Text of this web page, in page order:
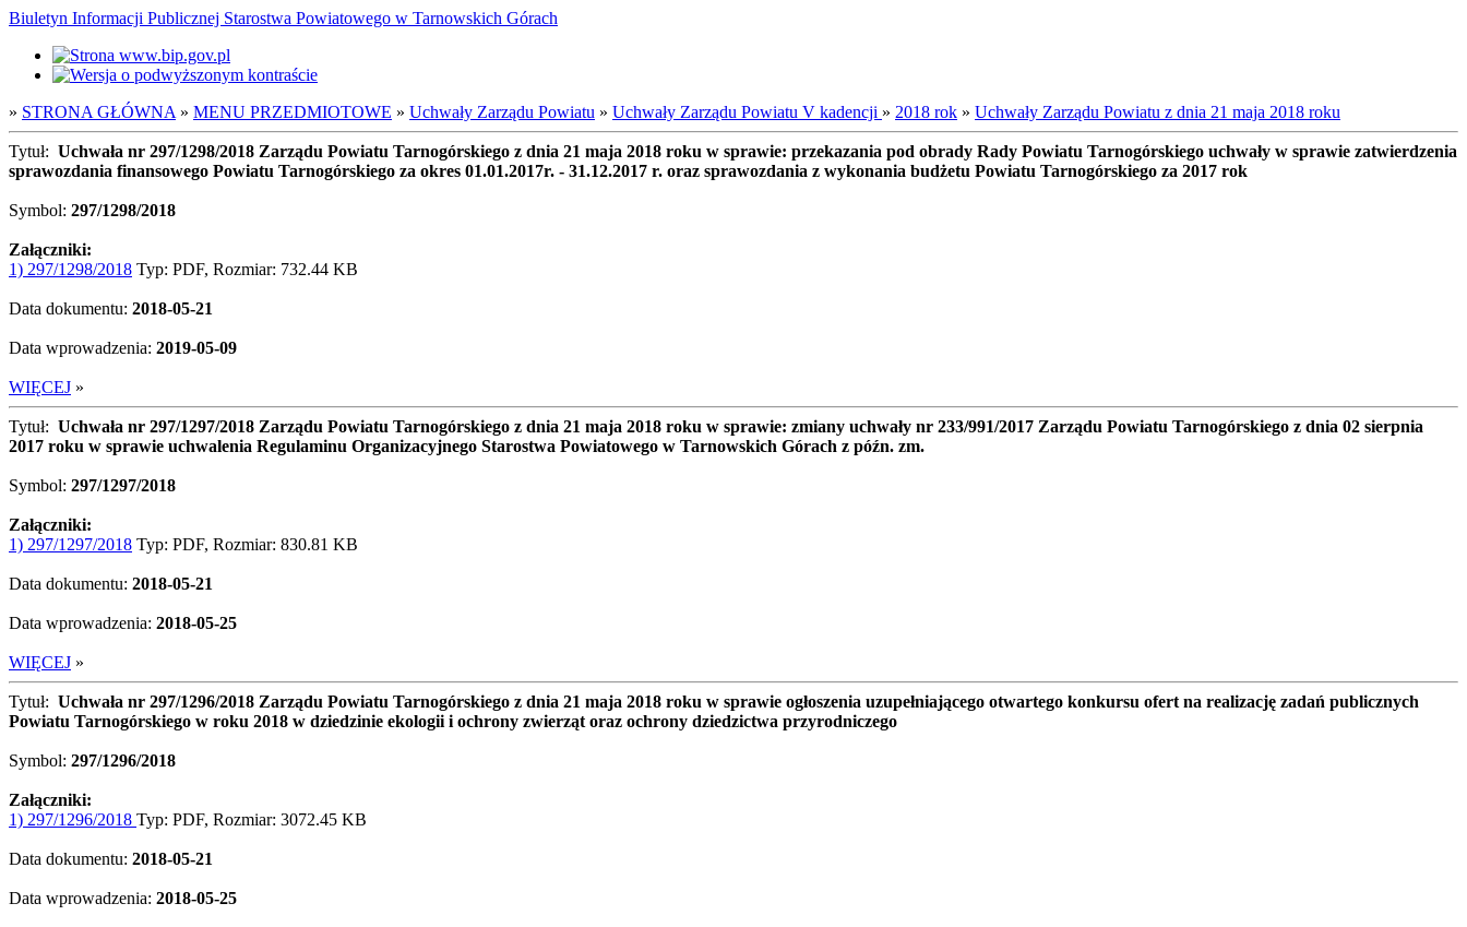
Biuletyn Informacji Publicznej Starostwa Powiatowego w Tarnowskich Górach
» STRONA GŁÓWNA » MENU PRZEDMIOTOWE » Uchwały Zarządu Powiatu » Uchwały Zarządu Powiatu V kadencji » 2018 rok » Uchwały Zarządu Powiatu z dnia 21 maja 2018 roku
Tytuł: Uchwała nr 297/1298/2018 Zarządu Powiatu Tarnogórskiego z dnia 21 maja 2018 roku w sprawie: przekazania pod obrady Rady Powiatu Tarnogórskiego uchwały w sprawie zatwierdzenia
sprawozdania finansowego Powiatu Tarnogórskiego za okres 01.01.2017r. - 31.12.2017 r. oraz sprawozdania z wykonania budżetu Powiatu Tarnogórskiego za 2017 rok
Symbol: 297/1298/2018
Załączniki:
1) 297/1298/2018 Typ: PDF, Rozmiar: 732.44 KB
Data dokumentu: 2018-05-21
Data wprowadzenia: 2019-05-09
WIĘCEJ »
Tytuł: Uchwała nr 297/1297/2018 Zarządu Powiatu Tarnogórskiego z dnia 21 maja 2018 roku w sprawie: zmiany uchwały nr 233/991/2017 Zarządu Powiatu Tarnogórskiego z dnia 02 sierpnia
2017 roku w sprawie uchwalenia Regulaminu Organizacyjnego Starostwa Powiatowego w Tarnowskich Górach z późn. zm.
Symbol: 297/1297/2018
Załączniki:
1) 297/1297/2018 Typ: PDF, Rozmiar: 830.81 KB
Data dokumentu: 2018-05-21
Data wprowadzenia: 2018-05-25
WIĘCEJ »
Tytuł: Uchwała nr 297/1296/2018 Zarządu Powiatu Tarnogórskiego z dnia 21 maja 2018 roku w sprawie ogłoszenia uzupełniającego otwartego konkursu ofert na realizację zadań publicznych
Powiatu Tarnogórskiego w roku 2018 w dziedzinie ekologii i ochrony zwierząt oraz ochrony dziedzictwa przyrodniczego
Symbol: 297/1296/2018
Załączniki:
1) 297/1296/2018 Typ: PDF, Rozmiar: 3072.45 KB
Data dokumentu: 2018-05-21
Data wprowadzenia: 2018-05-25